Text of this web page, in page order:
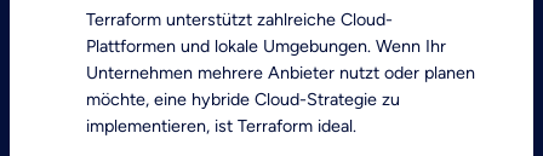
Terraform unterstützt zahlreiche Cloud-
Plattformen und lokale Umgebungen. Wenn Ihr
Unternehmen mehrere Anbieter nutzt oder planen
möchte, eine hybride Cloud-Strategie zu
implementieren, ist Terraform ideal.